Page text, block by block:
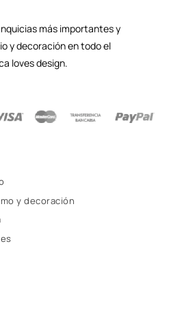
más importantes y
y decoración en todo el
loves design.
y decoración